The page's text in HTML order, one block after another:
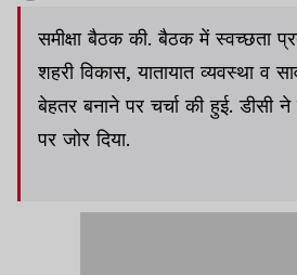
समीक्षा बैठक की. बैठक में स्वच्छता
शहरी विकास, यातायात व्यवस्था व
बेहतर बनाने पर चर्चा की हुई. डीसी
पर जोर दिया.